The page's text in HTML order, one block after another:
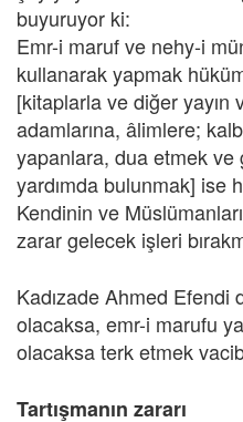
buyuruyor ki:
Emr-i maruf ve nehy-i
kullanarak yapmak
[kitaplarla ve diğer yayın
adamlarına, âlimlere;
yapanlara, dua etmek
yardımda bulunmak] ise
Kendinin ve
zarar gelecek işleri
Kadızade Ahmed Efendi
olacaksa, emr-i marufu
olacaksa terk etmek
Tartışmanın zararı